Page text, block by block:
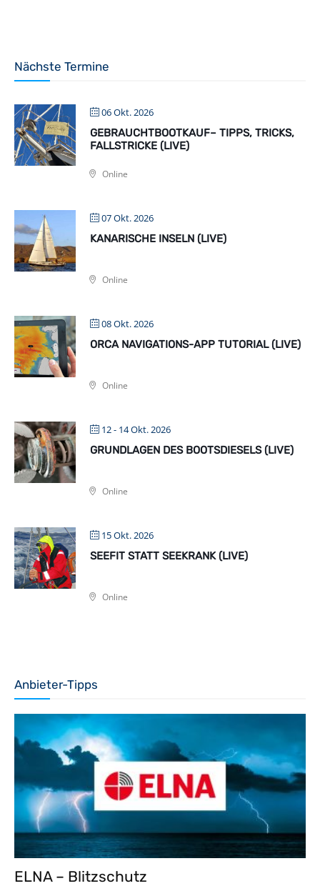
Nächste Termine
06 Okt. 2026
GEBRAUCHTBOOTKAUF– TIPPS, TRICKS,
FALLSTRICKE (LIVE)
Online
07 Okt. 2026
KANARISCHE INSELN (LIVE)
Online
08 Okt. 2026
ORCA NAVIGATIONS-APP TUTORIAL (LIVE)
Online
12 - 14 Okt. 2026
GRUNDLAGEN DES BOOTSDIESELS (LIVE)
Online
15 Okt. 2026
SEEFIT STATT SEEKRANK (LIVE)
Online
Anbieter-Tipps
ELNA – Blitzschutz